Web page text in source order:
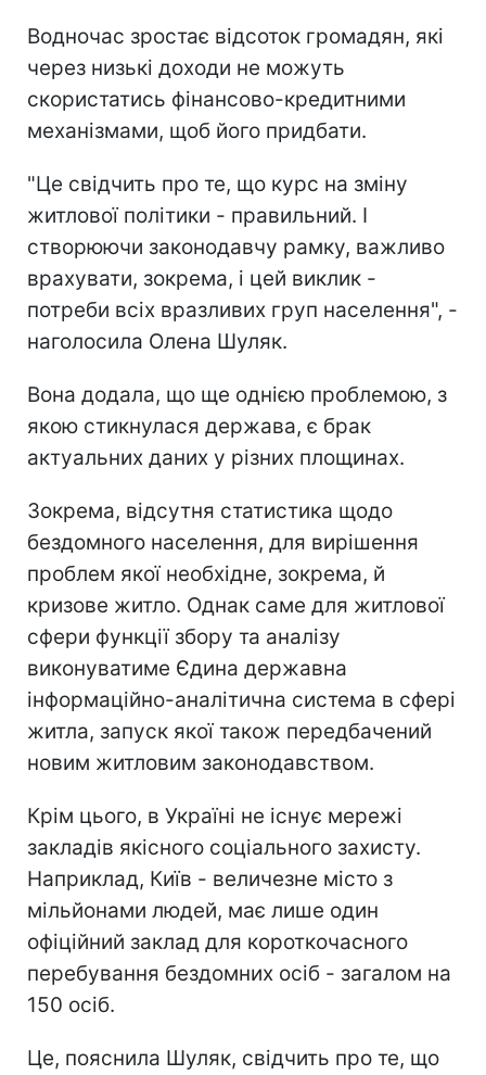
Водночас зростає відсоток громадян, які
через низькі доходи не можуть
скористатись фінансово-кредитними
механізмами, щоб його придбати.
"Це свідчить про те, що курс на зміну
житлової політики - правильний. І
створюючи законодавчу рамку, важливо
врахувати, зокрема, і цей виклик -
потреби всіх вразливих груп населення", -
наголосила Олена Шуляк.
Вона додала, що ще однією проблемою, з
якою стикнулася держава, є брак
актуальних даних у різних площинах.
Зокрема, відсутня статистика щодо
бездомного населення, для вирішення
проблем якої необхідне, зокрема, й
кризове житло. Однак саме для житлової
сфери функції збору та аналізу
виконуватиме Єдина державна
інформаційно-аналітична система в сфері
житла, запуск якої також передбачений
новим житловим законодавством.
Крім цього, в Україні не існує мережі
закладів якісного соціального захисту.
Наприклад, Київ - величезне місто з
мільйонами людей, має лише один
офіційний заклад для короткочасного
перебування бездомних осіб - загалом на
150 осіб.
Це, пояснила Шуляк, свідчить про те, що